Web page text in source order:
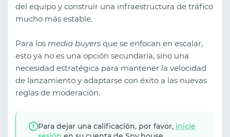
del equipo y construir una infraestructura de tráfico
mucho más estable.
Para los media buyers que se enfocan en escalar,
esto ya no es una opción secundaria, sino una
necesidad estratégica para mantener la velocidad
de lanzamiento y adaptarse con éxito a las nuevas
reglas de moderación.
Para dejar una calificación, por favor, inicie